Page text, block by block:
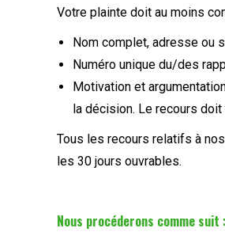
Votre plainte doit au moins
Nom complet, adresse ou
Numéro unique du/des
Motivation et
la décision. Le recours
Tous les recours relatifs à
les 30 jours ouvrables.
Nous procéderons comme suit :